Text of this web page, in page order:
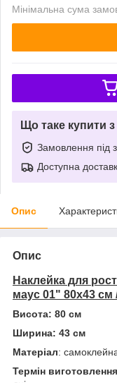
Мінімальна сума
Що таке купити
Замовлення під
Доступна
Опис
Опис
Наклейка для
маус 01" 80х43 см
Висота: 80 см
Ширина: 43 см
Матеріал:
Термін